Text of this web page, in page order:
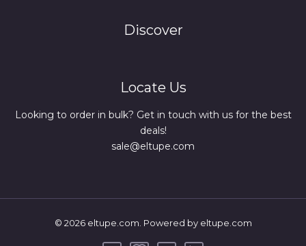
Discover
Locate Us
Looking to order in bulk? Get in touch with us for the best
deals!
sale@eltupe.com
© 2026 eltupe.com. Powered by eltupe.com